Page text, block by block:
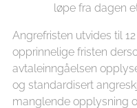
løpe fra dagen
Angrefristen utvides til
opprinnelige fristen
avtaleinngåelsen
og standardisert
manglende opplysning